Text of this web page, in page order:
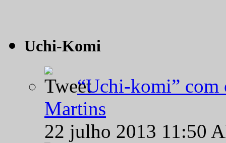
Uchi-Komi
“Uchi-komi” com
Martins
22 julho 2013 11:50